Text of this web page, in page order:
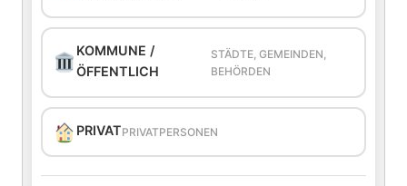
KOMMUNE /
ÖFFENTLICH
STÄDTE, GEMEINDEN,
BEHÖRDEN
PRIVATPRIVATPERSONEN